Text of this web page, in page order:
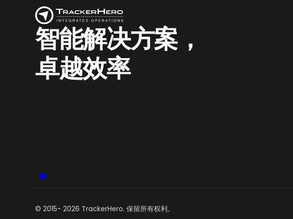
智能解决方案，
卓越效率
© 2015- 2026 TrackerHero. 保留所有权利。